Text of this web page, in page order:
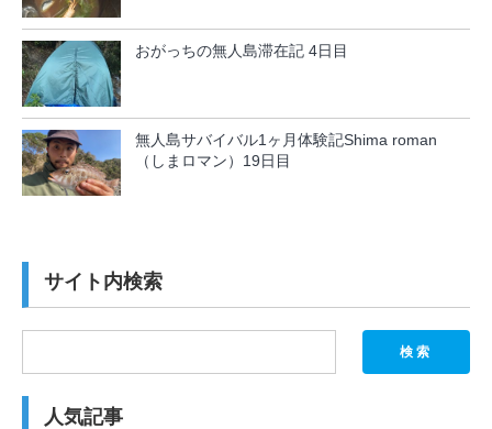
おがっちの無人島滞在記 4日目
無人島サバイバル1ヶ月体験記Shima roman
（しまロマン）19日目
サイト内検索
検索
人気記事